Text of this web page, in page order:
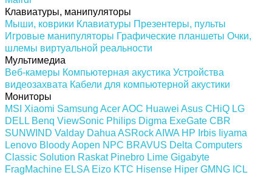
Клавиатуры, манипуляторы
Мыши, коврики Клавиатуры Презентеры, пульты
Игровые манипуляторы Графические планшеты Очки,
шлемы виртуальной реальности
Мультимедиа
Веб-камеры Компьютерная акустика Устройства
видеозахвата Кабели для компьютерной акустики
Мониторы
MSI Xiaomi Samsung AcerAOC Huawei Asus CHiQ LG
DELL Benq ViewSonic Philips Digma ExeGate CBR
SUNWIND Valday Dahua ASRockAIWA HP Irbis Iiyama
Lenovo BloodyAopen NPC BRAVUS Delta Computers
Classic Solution Raskat Pinebro Lime Gigabyte
FragMachine ELSA Eizo KTC Hisense Hiper GMNG ICL